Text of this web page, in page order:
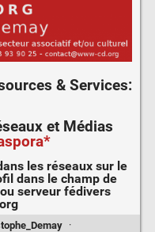
& Services:
et Médias
les réseaux sur le
dans le champ de
serveur fédivers
·